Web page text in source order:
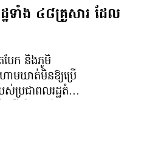
ទាំង ៤៨គ្រួសារ ដែល
បែក និងភូមិ​
ាមឃាត់មិនឱ្យប្រើ
ប្រជាពលរដ្ឋតំណាង
បកស្រាយថា ដីដែល